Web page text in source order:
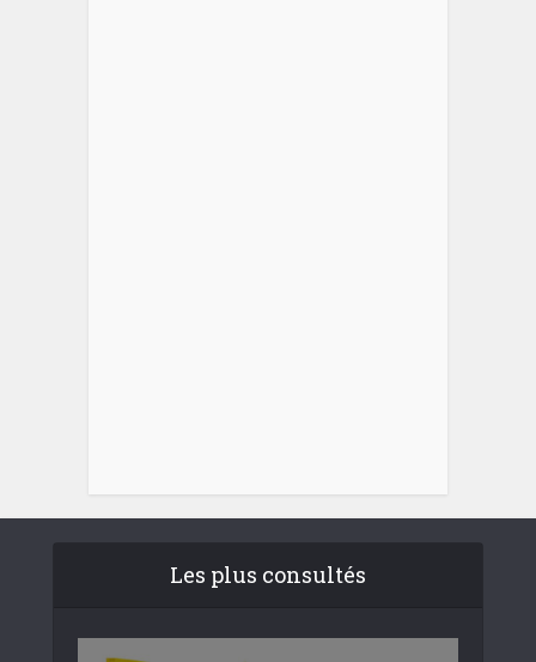
Les plus consultés